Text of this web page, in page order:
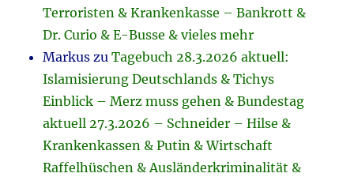
Terroristen & Krankenkasse – Bankrott &
Dr. Curio & E-Busse & vieles mehr
Markus zuTagebuch 28.3.2026 aktuell:
Islamisierung Deutschlands & Tichys
Einblick – Merz muss gehen & Bundestag
aktuell 27.3.2026 – Schneider – Hilse &
Krankenkassen & Putin & Wirtschaft
Raffelhüschen & Ausländerkriminalität &